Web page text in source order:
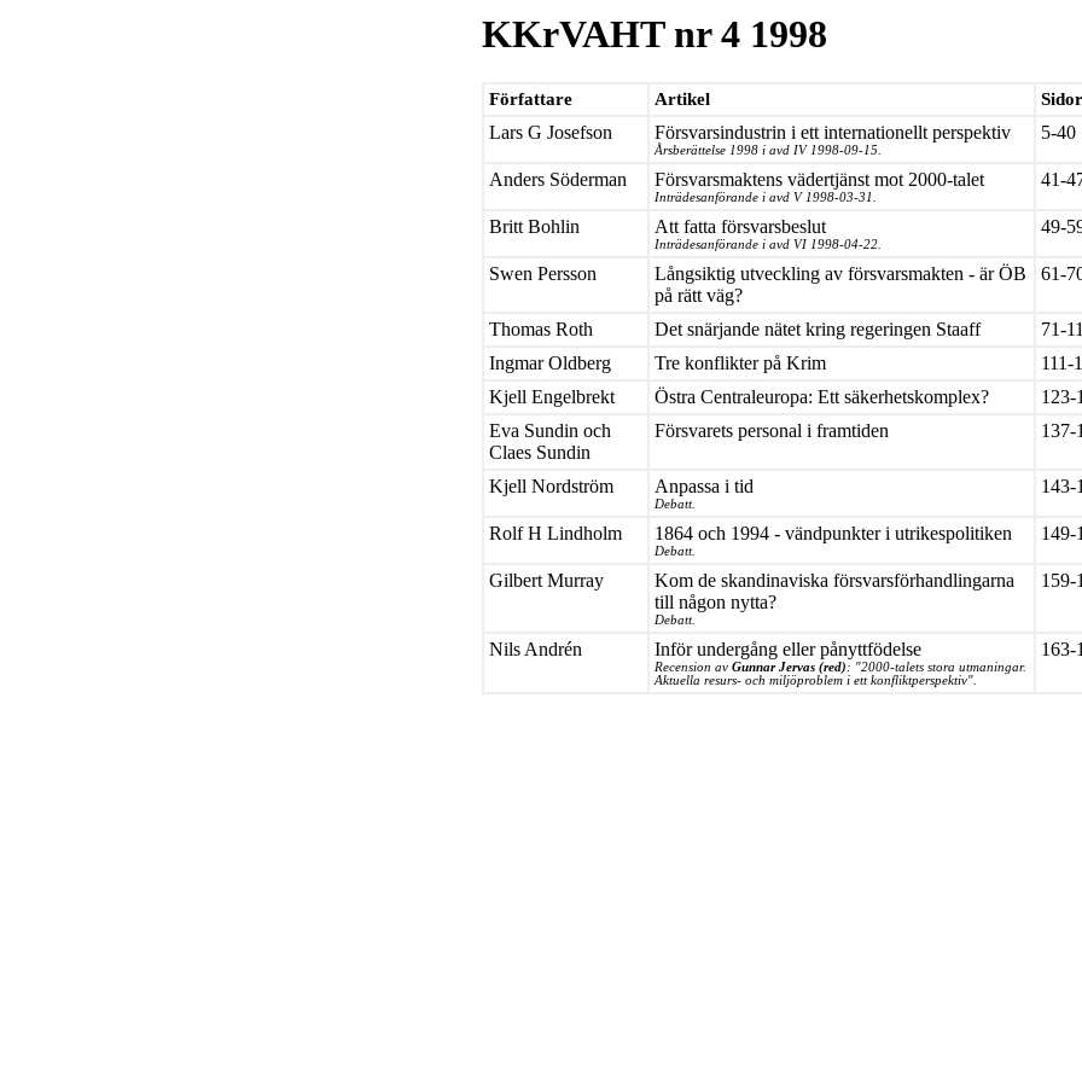
KKrVAHT nr 4 1998
Författare Artikel Sidor
Lars G Josefson Försvarsindustrin i ett internationellt perspektiv
Årsberättelse 1998 i avd IV 1998-09-15.
5-40
Anders Söderman Försvarsmaktens vädertjänst mot 2000-talet
Inträdesanförande i avd V 1998-03-31.
41-
Britt Bohlin Att fatta försvarsbeslut
Inträdesanförande i avd VI 1998-04-22.
49-
Swen Persson
Långsiktig utveckling av försvarsmakten - är ÖB
på rätt väg?
61-
Thomas Roth Det snärjande nätet kring regeringen Staaff
71-
Ingmar Oldberg
Tre konflikter på Krim
111-
Kjell Engelbrekt
Östra Centraleuropa: Ett säkerhetskomplex?
123-
Eva Sundin och
Claes Sundin
Försvarets personal i framtiden 137-
Kjell Nordström Anpassa i tid
Debatt.
143-
Rolf H Lindholm 1864 och 1994 - vändpunkter i utrikespolitiken
Debatt.
149-
Gilbert Murray
Kom de skandinaviska försvarsförhandlingarna
till någon nytta?
Debatt.
159-
Nils Andrén Inför undergång eller pånyttfödelse
Recension av Gunnar Jervas (red): "2000-talets stora utmaningar.
Aktuella resurs- och miljöproblem i ett konfliktperspektiv".
163-